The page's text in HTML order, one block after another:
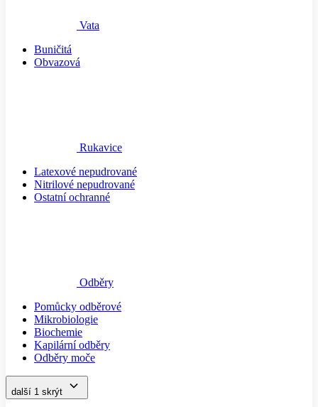
Vata
Buničitá
Obvazová
Rukavice
Latexové nepudrované
Nitrilové nepudrované
Ostatní ochranné
Odběry
Pomůcky odběrové
Mikrobiologie
Biochemie
Kapilární odběry
Odběry moče
další 1 skrýt